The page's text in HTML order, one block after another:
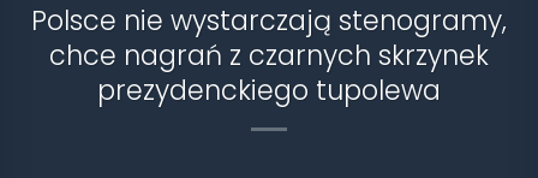
Polsce nie wystarczają stenogramy,
chce nagrań z czarnych skrzynek
prezydenckiego tupolewa